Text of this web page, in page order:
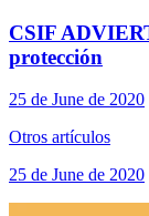
CSIF
protección
25 de June de 2020
Otros artículos
25 de June de 2020